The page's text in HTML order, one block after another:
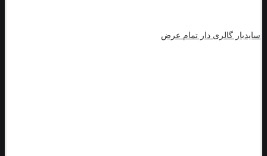
سایدبار گالری دار تمام عرض